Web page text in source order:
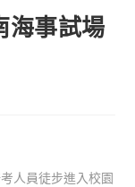
海事試場
人員徒步進入校園